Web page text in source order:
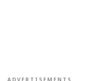
ADVERTISEMENTS